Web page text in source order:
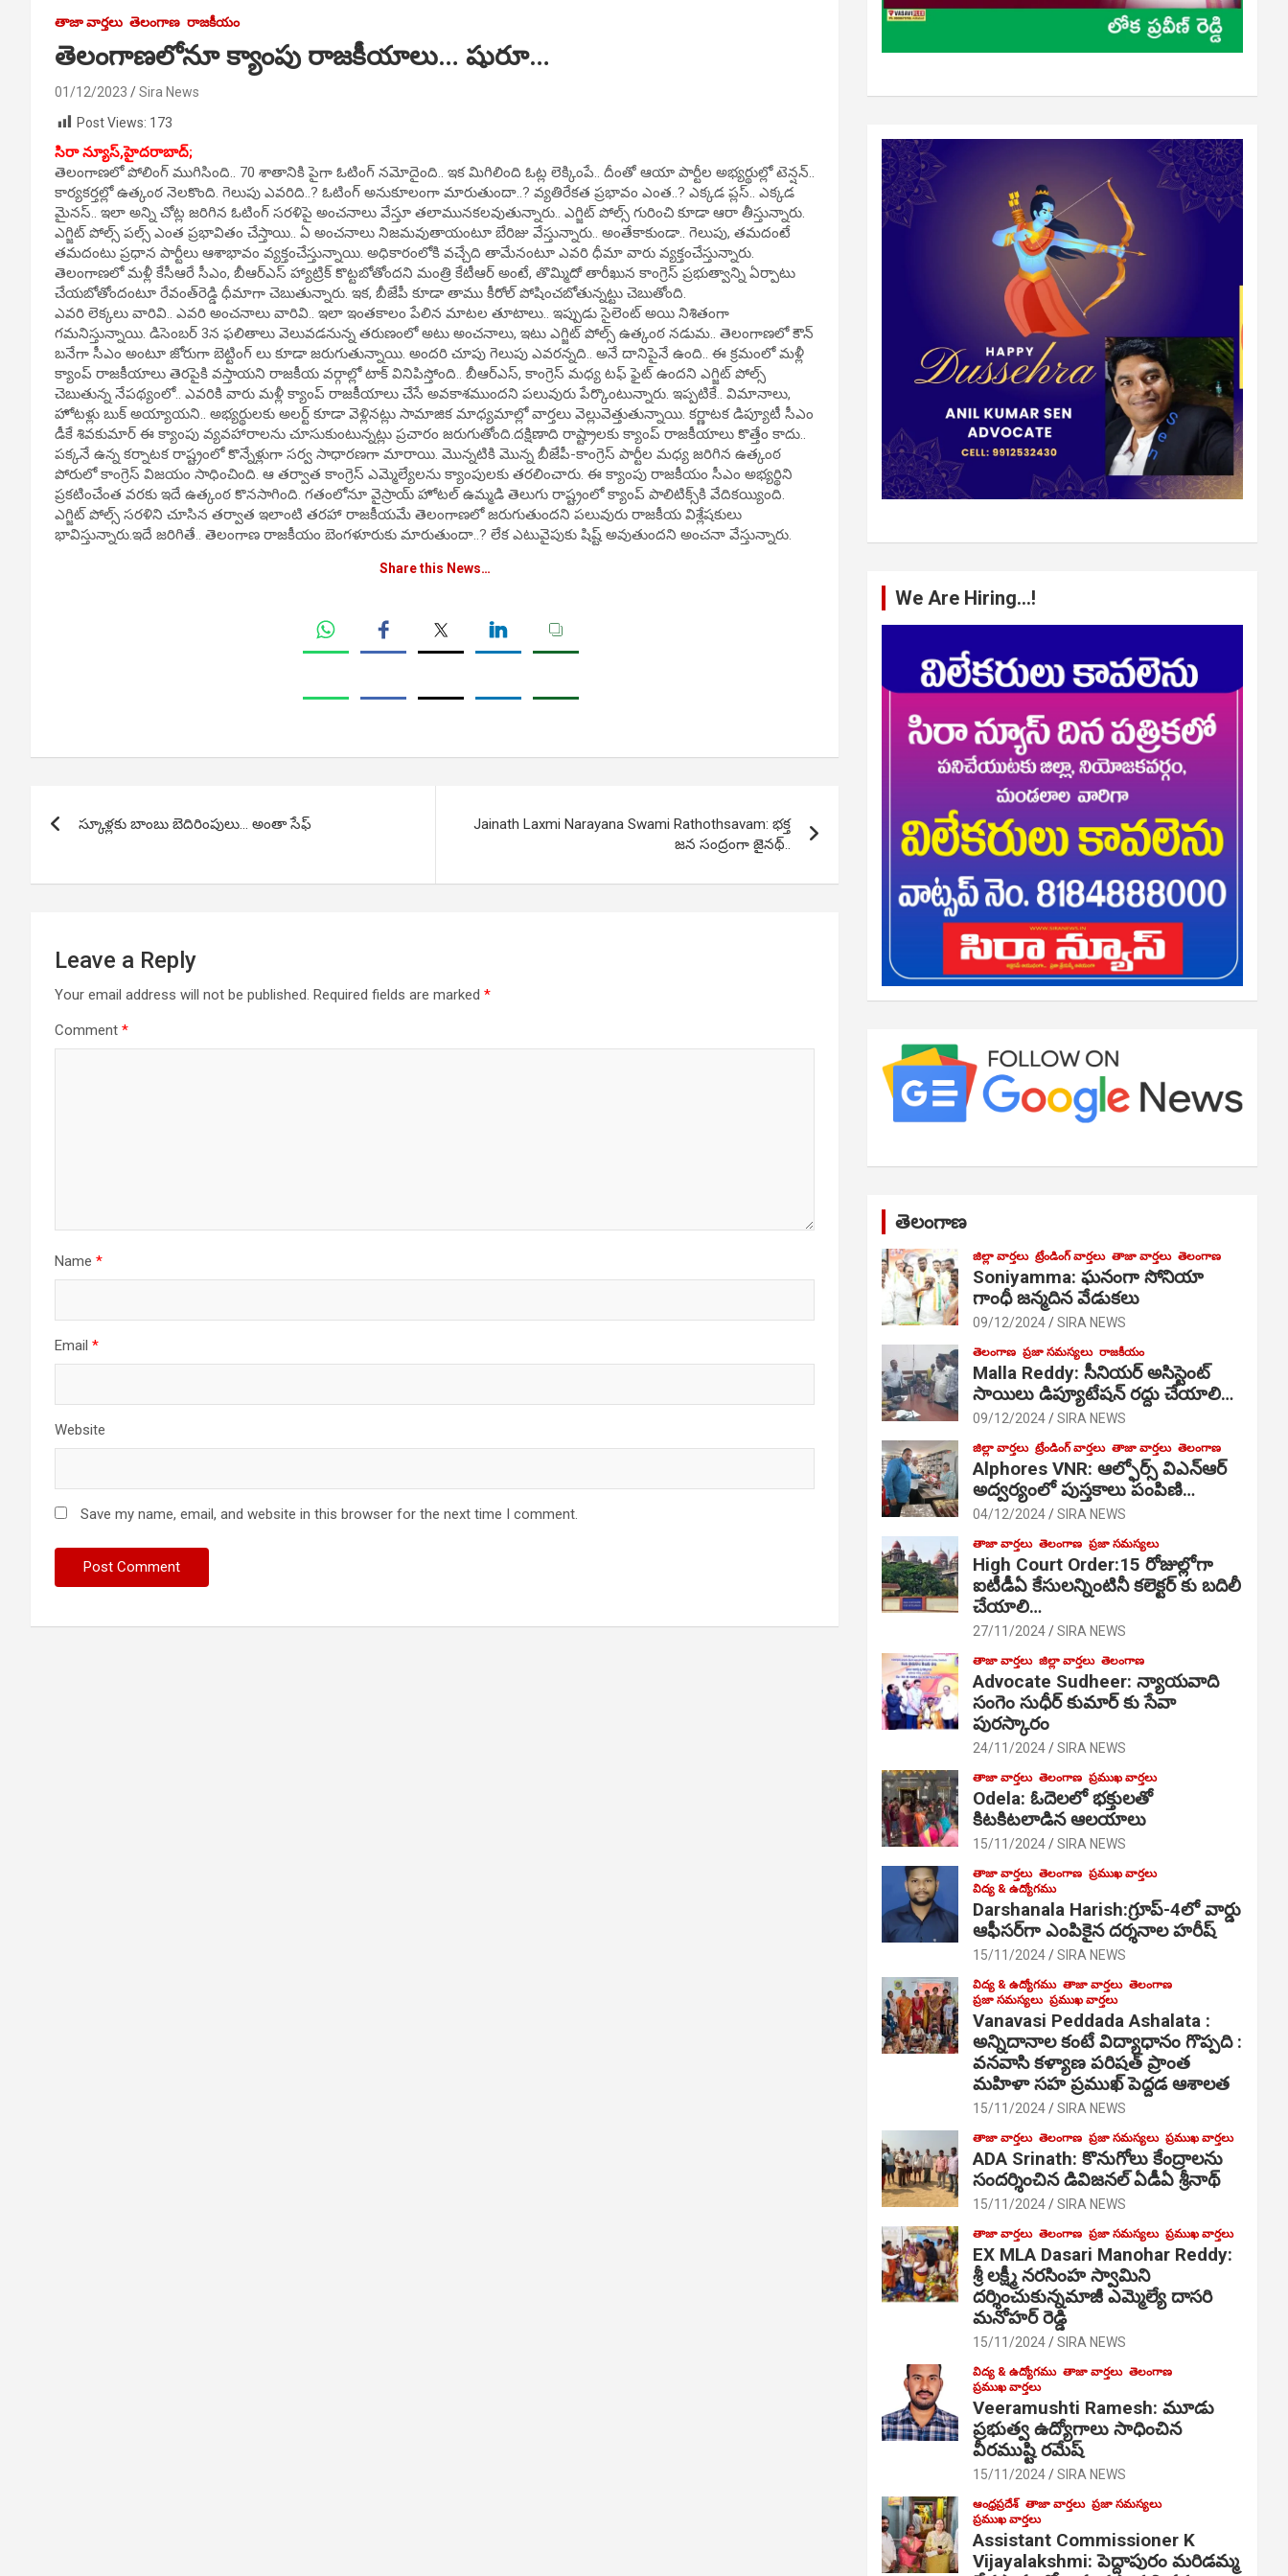
తాజా వార్తలు తెలంగాణ రాజకీయం
తెలంగాణలోనూ క్యాంపు రాజకీయాలు… షురూ…
01/12/2023
Sira News
Post Views: 173
సిరా న్యూస్,హైదరాబాద్;
తెలంగాణలో పోలింగ్‌ ముగిసింది.. 70 శాతానికి పైగా ఓటింగ్‌ నమోదైంది.. ఇక మిగిలింది ఓట్ల లెక్కింపే.. దీంతో ఆయా పార్టీల అభ్యర్థుల్లో టెన్షన్..
కార్యకర్తల్లో ఉత్కంఠ నెలకొంది. గెలుపు ఎవరిది..? ఓటింగ్ అనుకూలంగా మారుతుందా..? వ్యతిరేకత ప్రభావం ఎంత..? ఎక్కడ ప్లస్.. ఎక్కడ
మైనస్.. ఇలా అన్ని చోట్ల జరిగిన ఓటింగ్ సరళిపై అంచనాలు వేస్తూ తలామునకలవుతున్నారు.. ఎగ్జిట్ పోల్స్ గురించి కూడా ఆరా తీస్తున్నారు.
ఎగ్జిట్ పోల్స్ పల్స్ ఎంత ప్రభావితం చేస్తాయి.. ఏ అంచనాలు నిజమవుతాయంటూ బేరిజు వేస్తున్నారు.. అంతేకాకుండా.. గెలుపు, తమదంటే
తమదంటు ప్రధాన పార్టీలు ఆశాభావం వ్యక్తంచేస్తున్నాయి. అధికారంలోకి వచ్చేది తామేనంటూ ఎవరి ధీమా వారు వ్యక్తంచేస్తున్నారు.
తెలంగాణలో మళ్లీ కేసీఆరే సీఎం, బీఆర్‌ఎస్‌ హ్యాట్రిక్‌ కొట్టబోతోందని మంత్రి కేటీఆర్‌ అంటే, తొమ్మిదో తారీఖున కాంగ్రెస్‌ ప్రభుత్వాన్ని ఏర్పాటు
చేయబోతోందంటూ రేవంత్‌రెడ్డి ధీమాగా చెబుతున్నారు. ఇక, బీజేపీ కూడా తాము కీరోల్ పోషించబోతున్నట్టు చెబుతోంది.
ఎవరి లెక్కలు వారివి.. ఎవరి అంచనాలు వారివి.. ఇలా ఇంతకాలం పేలిన మాటల తూటాలు.. ఇప్పుడు సైలెంట్ అయి నిశితంగా
గమనిస్తున్నాయి. డిసెంబర్ 3న ఫలితాలు వెలువడనున్న తరుణంలో అటు అంచనాలు, ఇటు ఎగ్జిట్ పోల్స్ ఉత్కంఠ నడుమ.. తెలంగాణలో కౌన్
బనేగా సీఎం అంటూ జోరుగా బెట్టింగ్ లు కూడా జరుగుతున్నాయి. అందరి చూపు గెలుపు ఎవరన్నది.. అనే దానిపైనే ఉంది.. ఈ క్రమంలో మళ్లీ
క్యాంప్ రాజకీయాలు తెరపైకి వస్తాయని రాజకీయ వర్గాల్లో టాక్ వినిపిస్తోంది.. బీఆర్ఎస్, కాంగ్రెస్ మధ్య టఫ్ ఫైట్ ఉందని ఎగ్జిట్ పోల్స్
చెబుతున్న నేపథ్యంలో.. ఎవరికి వారు మళ్లీ క్యాంప్ రాజకీయాలు చేసే అవకాశముందని పలువురు పేర్కొంటున్నారు. ఇప్పటికే.. విమానాలు,
హోటళ్లు బుక్ అయ్యాయని.. అభ్యర్థులకు అలర్ట్ కూడా వెళ్లినట్లు సామాజిక మాధ్యమాల్లో వార్తలు వెల్లువెత్తుతున్నాయి. కర్ణాటక డిప్యూటీ సీఎం
డీకే శివకుమార్ ఈ క్యాంపు వ్యవహారాలను చూసుకుంటున్నట్లు ప్రచారం జరుగుతోంది.దక్షిణాది రాష్ట్రాలకు క్యాంప్ రాజకీయాలు కొత్తేం కాదు..
పక్కనే ఉన్న కర్నాటక రాష్ట్రంలో కొన్నేళ్లుగా సర్వ సాధారణగా మారాయి. మొన్నటికి మొన్న బీజేపీ-కాంగ్రెస్ పార్టీల మధ్య జరిగిన ఉత్కంఠ
పోరులో కాంగ్రెస్ విజయం సాధించింది. ఆ తర్వాత కాంగ్రెస్ ఎమ్మెల్యేలను క్యాంపులకు తరలించారు. ఈ క్యాంపు రాజకీయం సీఎం అభ్యర్థిని
ప్రకటించేంత వరకు ఇదే ఉత్కంఠ కొనసాగింది. గతంలోనూ వైస్రాయ్ హోటల్ ఉమ్మడి తెలుగు రాష్ట్రంలో క్యాంప్ పాలిటిక్స్‌కి వేదికయ్యింది.
ఎగ్జిట్ పోల్స్ సరళిని చూసిన తర్వాత ఇలాంటి తరహా రాజకీయమే తెలంగాణలో జరుగుతుందని పలువురు రాజకీయ విశ్లేషకులు
భావిస్తున్నారు.ఇదే జరిగితే.. తెలంగాణ రాజకీయం బెంగళూరుకు మారుతుందా..? లేక ఎటువైపుకు షిష్ట్ అవుతుందని అంచనా వేస్తున్నారు.
Share this News…
navigation
స్కూళ్లకు బాంబు బెదిరింపులు… అంతా సేఫ్
Jainath Laxmi Narayana Swami Rathothsavam: భక్త
జన సంద్రంగా జైనథ్‌..
Leave a Reply
Your email address will not be published. Required fields are marked *
Comment *
Name *
Email *
Website
Save my name, email, and website in this browser for the next time I comment.
We Are Hiring…!
తెలంగాణ
జిల్లా వార్తలు ట్రేండింగ్ వార్తలు తాజా వార్తలు తెలంగాణ
Soniyamma: ఘ‌నంగా సోనియా
గాంధీ జ‌న్మ‌దిన వేడుక‌లు
09/12/2024 SIRA NEWS
తెలంగాణ ప్రజా సమస్యలు రాజకీయం
Malla Reddy: సీనియర్ అసిస్టెంట్
సాయిలు డిప్యూటేషన్ రద్దు చేయాలి…
09/12/2024 SIRA NEWS
జిల్లా వార్తలు ట్రేండింగ్ వార్తలు తాజా వార్తలు తెలంగాణ
Alphores VNR: ఆల్ఫోర్స్ విఎన్ఆర్
అద్వర్యంలో పుస్తకాలు పంపిణి…
04/12/2024 SIRA NEWS
తాజా వార్తలు తెలంగాణ ప్రజా సమస్యలు
High Court Order:15 రోజుల్లోగా
ఐటీడీఏ కేసులన్నింటినీ కలెక్టర్ కు బదిలీ
చేయాలి…
27/11/2024 SIRA NEWS
తాజా వార్తలు జిల్లా వార్తలు తెలంగాణ
Advocate Sudheer: న్యాయవాది
సంగెం సుధీర్ కుమార్ కు సేవా
పురస్కారం
24/11/2024 SIRA NEWS
తాజా వార్తలు తెలంగాణ ప్రముఖ వార్తలు
Odela: ఓదెల‌లో భక్తులతో
కిటకిటలాడిన ఆల‌యాలు
15/11/2024 SIRA NEWS
తాజా వార్తలు తెలంగాణ ప్రముఖ వార్తలు
విద్య & ఉద్యోగము
Darshanala Harish:గ్రూప్-4లో వార్డు
ఆఫీసర్‌గా ఎంపికైన దర్శనాల హరీష్
15/11/2024 SIRA NEWS
విద్య & ఉద్యోగము తాజా వార్తలు తెలంగాణ
ప్రజా సమస్యలు ప్రముఖ వార్తలు
Vanavasi Peddada Ashalata :
అన్నిదానాల కంటే విద్యాధానం గొప్పది :
వనవాసి కళ్యాణ పరిషత్ ప్రాంత
మహిళా సహ ప్రముఖ్ పెద్దడ ఆశాలత
15/11/2024 SIRA NEWS
తాజా వార్తలు తెలంగాణ ప్రజా సమస్యలు ప్రముఖ వార్తలు
ADA Srinath: కొనుగోలు కేంద్రాల‌ను
సంద‌ర్శించిన డివిజనల్ ఏడీఏ శ్రీనాథ్
15/11/2024 SIRA NEWS
తాజా వార్తలు తెలంగాణ ప్రజా సమస్యలు ప్రముఖ వార్తలు
EX MLA Dasari Manohar Reddy:
శ్రీ లక్ష్మీ నరసింహ స్వామిని
దర్శించుకున్నమాజీ ఎమ్మెల్యే దాసరి
మనోహర్ రెడ్డి
15/11/2024 SIRA NEWS
విద్య & ఉద్యోగము తాజా వార్తలు తెలంగాణ
ప్రముఖ వార్తలు
Veeramushti Ramesh: మూడు
ప్రభుత్వ ఉద్యోగాలు సాధించిన
వీరముష్టి రమేష్
15/11/2024 SIRA NEWS
ఆంధ్రప్రదేశ్ తాజా వార్తలు ప్రజా సమస్యలు
ప్రముఖ వార్తలు
Assistant Commissioner K
Vijayalakshmi: పెద్దాపురం మరిడమ్మ